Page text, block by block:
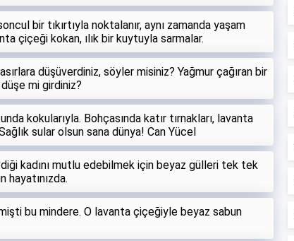
bir tıkırtıyla noktalanır, aynı zamanda yaşam
çiçeği kokan, ılık bir kuytuyla sarmalar.
düşüverdiniz, söyler misiniz? Yağmur çağıran bir
mi girdiniz?
kokularıyla. Bohçasında katır tırnakları, lavanta
sular olsun sana dünya! Can Yücel
kadını mutlu edebilmek için beyaz gülleri tek tek
hayatınızda.
bu mindere. O lavanta çiçeğiyle beyaz sabun